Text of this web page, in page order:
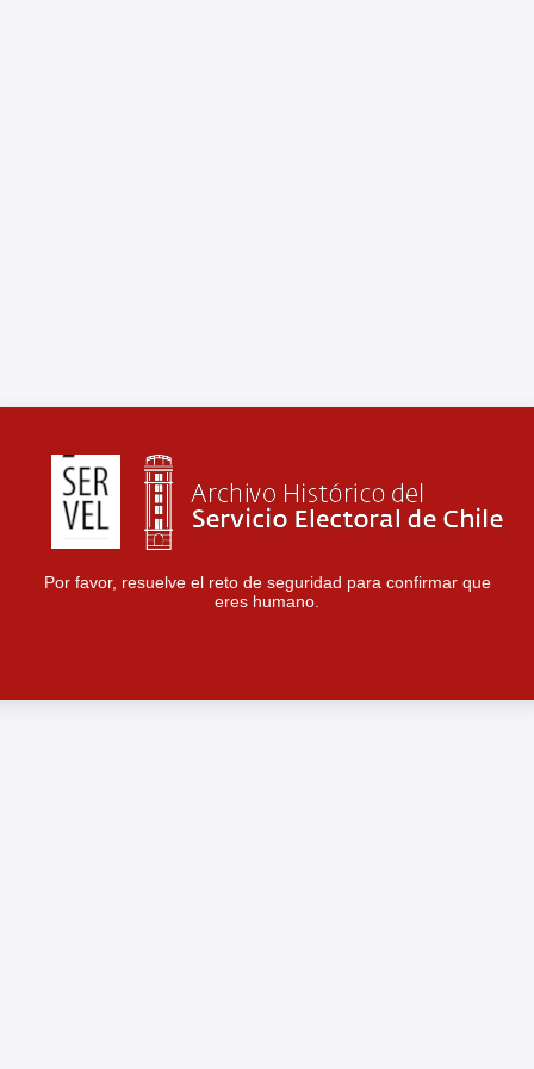
Por favor, resuelve el reto de seguridad para confirmar que
eres humano.